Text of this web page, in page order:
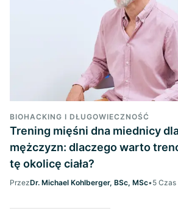
BIOHACKING I DŁUGOWIECZNOŚĆ
Trening mięśni dna miednicy
mężczyzn: dlaczego warto
tę okolicę ciała?
PrzezDr. Michael Kohlberger, BSc, MSc•5